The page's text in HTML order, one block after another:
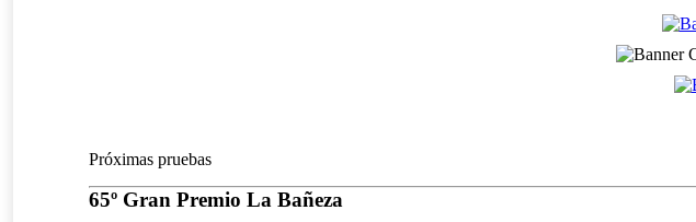
Próximas pruebas
65º Gran Premio La Bañeza